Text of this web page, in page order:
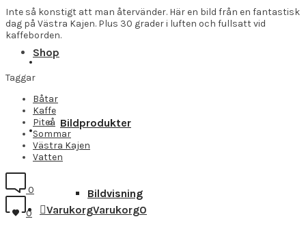
Shop
Bildprodukter
Bildvisning
VarukorgVarukorg0
Inte så konstigt att man återvänder. Här en bild från en fantastisk
dag på Västra Kajen. Plus 30 grader i luften och fullsatt vid
kaffeborden.
Taggar
Båtar
Kaffe
Piteå
Sommar
Västra Kajen
Vatten
0
0